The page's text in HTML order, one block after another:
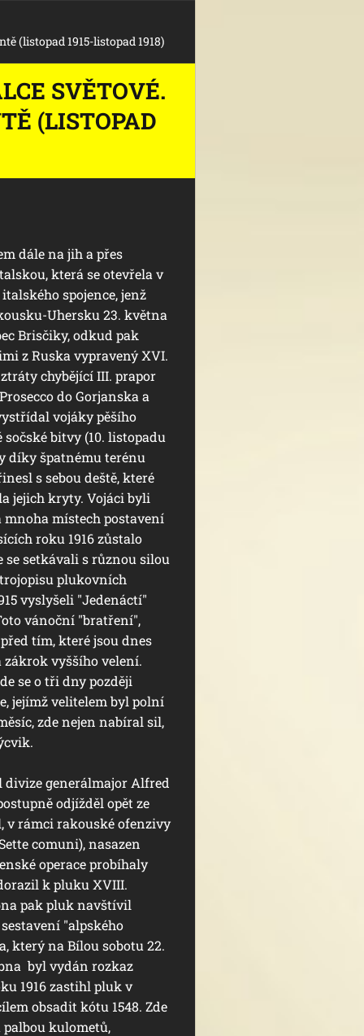
(listopad 1915-listopad 1918)
SVĚTOVÉ.
(LISTOPAD
dále na jih a přes
která se otevřela v
spojence, jenž
Uhersku 23. května
Brisčiky, odkud pak
z Ruska vypravený XVI.
chybějící III. prapor
do Gorjanska a
vojáky pěšího
bitvy (10. listopadu
díky špatnému terénu
s sebou deště, které
jejich kryty. Vojáci byli
mnoha místech postavení
roku 1916 zůstalo
se setkávali s různou silou
plukovních
vyslyšeli "Jedenáctí"
vánoční "bratření",
tím, které jsou dnes
vyššího velení.
se o tři dny později
jejímž velitelem byl polní
zde nejen nabíral sil,
divize generálmajor Alfred
odjížděl opět ze
v rámci rakouské ofenzivy
comuni), nasazen
operace probíhaly
k pluku XVIII.
pak pluk navštívil
"alpského
který na Bílou sobotu 22.
byl vydán rozkaz
1916 zastihl pluk v
obsadit kótu 1548. Zde
palbou kulometů,